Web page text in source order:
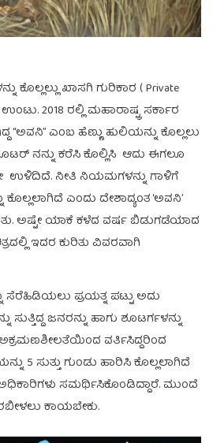
ಕೊಲ್ಲಲ್ಲು ಖಾಸಗಿ ಗುರಿಕಾರ ( Private
ಉಂಟು. 2018 ರಲ್ಲಿ ಮಹಾರಾಷ್ಟ್ರ ಸರ್ಕಾರ
“ಅವನಿ” ಎಂಬ ಹೆಣ್ಣು ಹುಲಿಯನ್ನು ಕೊಲ್ಲಲು
ನನ್ನು ಕರೆಸಿ ಕೊಲ್ಲಿಸಿ ಆದು ಈಗಲೂ
ಉಳಿದಿದೆ. ನೀತಿ ನಿಯಮಗಳನ್ನು ಗಾಳಿಗೆ
ಎಂದು ದೇಶಾದ್ಯಂತ ‘ಅವನಿ’
ಅಷ್ಟೇ ಯಾಕೆ ಕಳೆದ ವರ್ಷ ಬಿಡುಗಡೆಯಾದ
ಇದರ ಕುರಿತು ವಿವರವಾಗಿ
ಪ್ರಯತ್ನ ಪಟ್ಟು ಅದು
ಜನರನ್ನು ಹಾಗು ಶೂಟರ್ಗಳನ್ನು
ವರ್ತಿಸಿದ್ದರಿಂದ
5 ಸುತ್ತು ಗುಂಡು ಹಾರಿಸಿ ಕೊಲ್ಲಲಾಗಿದೆ
ಸಮರ್ಥಿಸಿಕೊಂಡಿದ್ದಾರೆ. ಮುಂದೆ
ಕಾಯಬೇಕು.